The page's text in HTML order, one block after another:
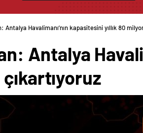
Antalya Havalimanı’nın kapasitesini yıllık 80
Antalya